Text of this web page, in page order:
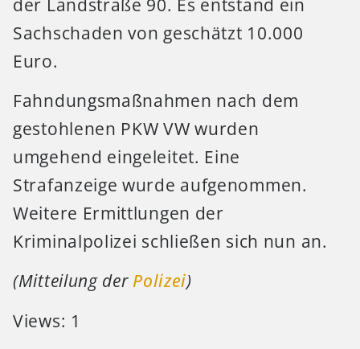
Sachschaden von geschätzt 10.000
Euro.
Fahndungsmaßnahmen nach dem
gestohlenen PKW VW wurden
umgehend eingeleitet. Eine
Strafanzeige wurde aufgenommen.
Weitere Ermittlungen der
Kriminalpolizei schließen sich nun an.
(Mitteilung der Polizei)
Views: 1